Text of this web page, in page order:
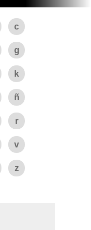
c
g
k
ñ
r
v
z